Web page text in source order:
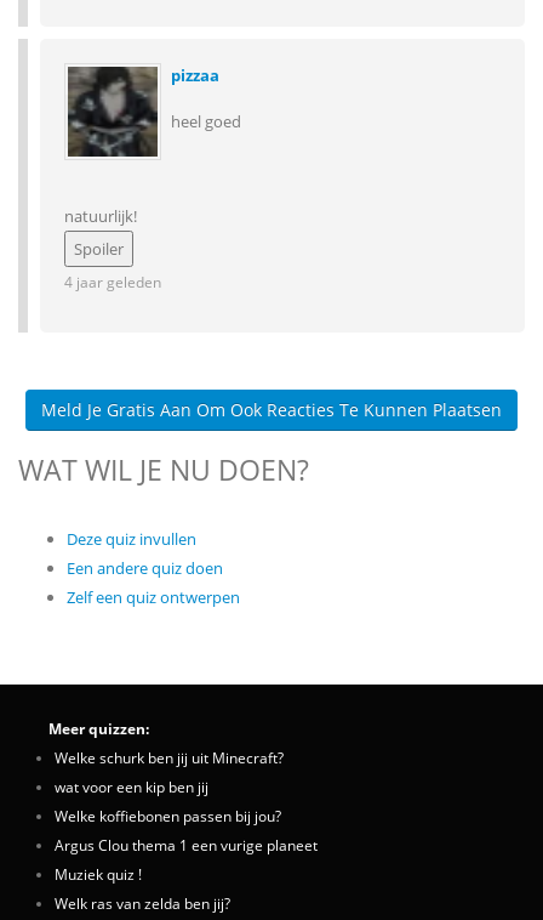
pizzaa
heel goed
natuurlijk!
4 jaar geleden
Meld Je Gratis Aan Om Ook Reacties Te Kunnen Plaatsen
WAT WIL JE NU DOEN?
Deze quiz invullen
Een andere quiz doen
Zelf een quiz ontwerpen
Meer quizzen:
Welke schurk ben jij uit Minecraft?
wat voor een kip ben jij
Welke koffiebonen passen bij jou?
Argus Clou thema 1 een vurige planeet
Muziek quiz !
Welk ras van zelda ben jij?